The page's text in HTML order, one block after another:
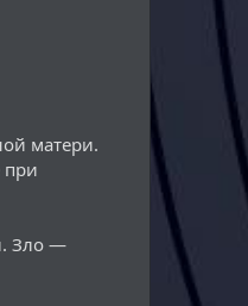
матери.
при
Зло —